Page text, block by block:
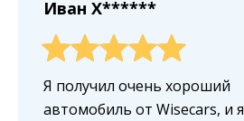
Иван X******
Я получил очень хороший
автомобиль от Wisecars, и я